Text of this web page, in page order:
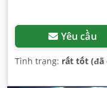
Yêu cầu
Tình trạng: rất tốt (đã